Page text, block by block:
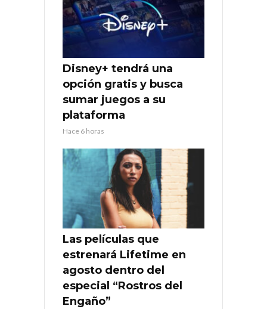
Disney+ tendrá una
opción gratis y busca
sumar juegos a su
plataforma
Hace 6 horas
Las películas que
estrenará Lifetime en
agosto dentro del
especial “Rostros del
Engaño”